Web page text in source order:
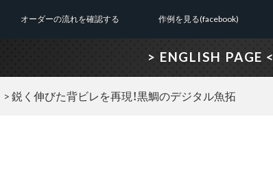
オーダーの流れを確認する 作例を見る(facebook)
> ENGLISH PAGE <
> 鋭く伸びた背ビレを再現！黒鯛のデジタル魚拓